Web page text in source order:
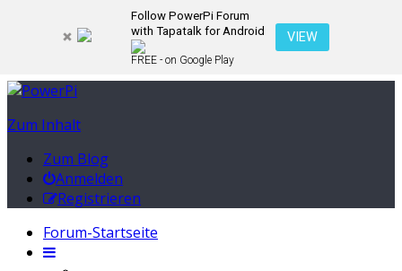
Follow PowerPi Forum
with Tapatalk for Android
FREE - on Google Play
VIEW
Zum Inhalt
Zum Blog
Anmelden
Registrieren
Forum-Startseite